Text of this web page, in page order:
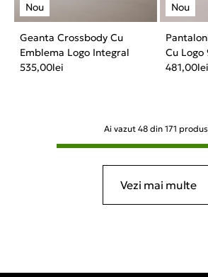
Geanta Crossbody Cu
Emblema Logo Integral
535,00lei
Cu Logo
481,00lei
Ai vazut 48 din 171
Vezi mai multe